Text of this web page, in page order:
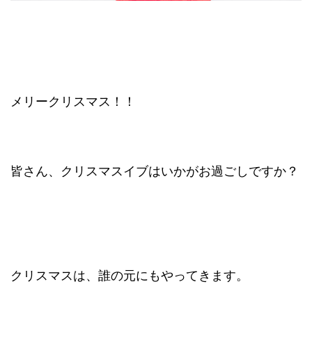
メリークリスマス！！
皆さん、クリスマスイブはいかがお過ごしですか？
クリスマスは、誰の元にもやってきます。